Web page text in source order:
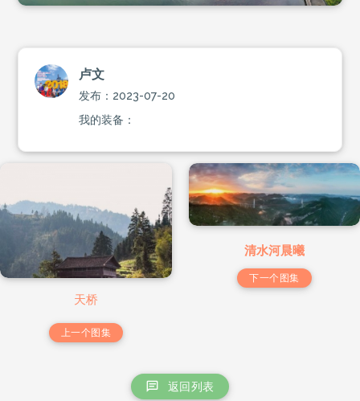
卢文
发布：2023-07-20
我的装备：
天桥
上一个图集
清水河晨曦
下一个图集
返回列表